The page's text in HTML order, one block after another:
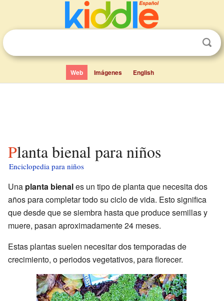
Web Imágenes English
Planta bienal para niños
Enciclopedia para niños
Una planta bienales un tipo de planta que necesita dos
años para completar todo su ciclo de vida. Esto significa
que desde que se siembra hasta que produce semillas y
muere, pasan aproximadamente 24 meses.
Estas plantas suelen necesitar dos temporadas de
crecimiento, o periodos vegetativos, para florecer.